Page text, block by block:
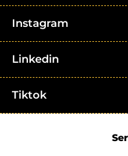
Instagram
Linkedin
Tiktok